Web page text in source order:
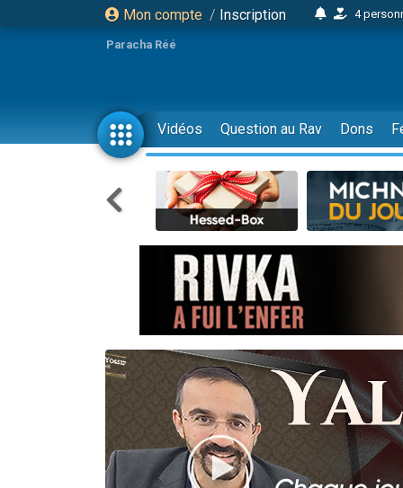
Mon compte / Inscription
4
Il reste
23
4 personnes
3 personnes
13
30
Il reste
3
2
Paracha Réé
Vidéos Question au Rav Dons